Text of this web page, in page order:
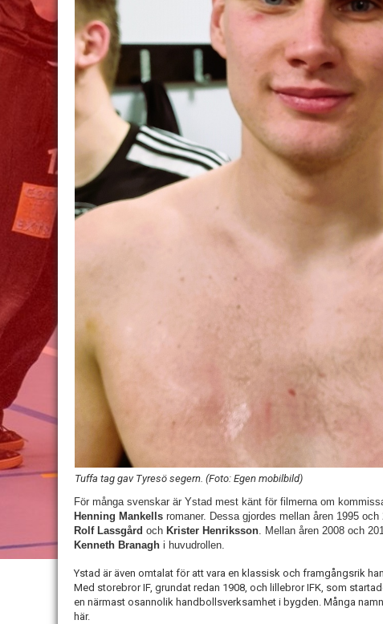
Tuffa tag gav Tyresö segern. (Foto: Egen mobilbild)
För många svenskar är Ystad mest känt för filmerna om
Henning Mankells romaner. Dessa gjordes mellan åren 1995
Rolf Lassgård och Krister Henriksson. Mellan åren 2008 och
Kenneth Branagh i huvudrollen.
Ystad är även omtalat för att vara en klassisk och framgångsrik
Med storebror IF, grundat redan 1908, och lillebror IFK, som
en närmast osannolik handbollsverksamhet i bygden. Många
här.